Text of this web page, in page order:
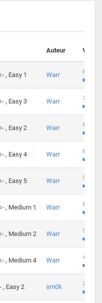
Auteur
, Easy 1 Warr 801
, Easy 3 Warr 746
, Easy 2 Warr 681
, Easy 4 Warr 645
, Easy 5 Warr 561
, Medium 1 Warr 605
, Medium 2 Warr 509
, Medium 4 Warr 413
, Easy 2 sm0k 247